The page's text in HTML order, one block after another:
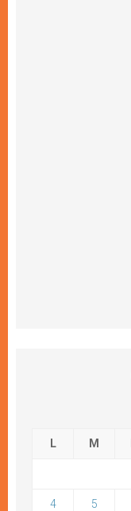
L M
4 5